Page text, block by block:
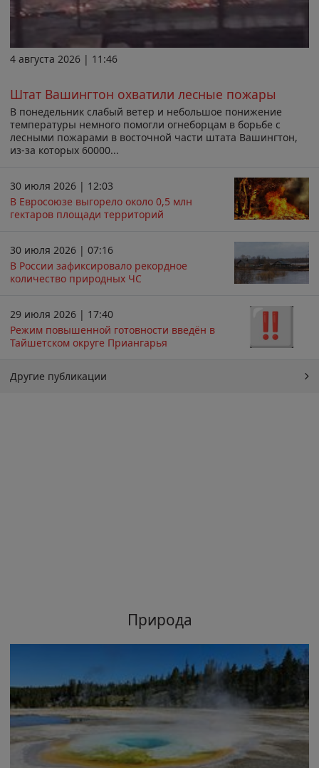
4 августа 2026 | 11:46
Штат Вашингтон охватили лесные пожары
В понедельник слабый ветер и небольшое понижение
температуры немного помогли огнеборцам в борьбе с
лесными пожарами в восточной части штата Вашингтон,
из-за которых 60000...
30 июля 2026 | 12:03
В Евросоюзе выгорело около 0,5 млн
гектаров площади территорий
30 июля 2026 | 07:16
В России зафиксировало рекордное
количество природных ЧС
29 июля 2026 | 17:40
Режим повышенной готовности введён в
Тайшетском округе Приангарья
Другие публикации
Природа